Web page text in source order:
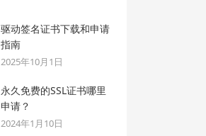
驱动签名证书下载和申请
指南
2025年10月1日
永久免费的SSL证书哪里
申请？
2024年1月10日